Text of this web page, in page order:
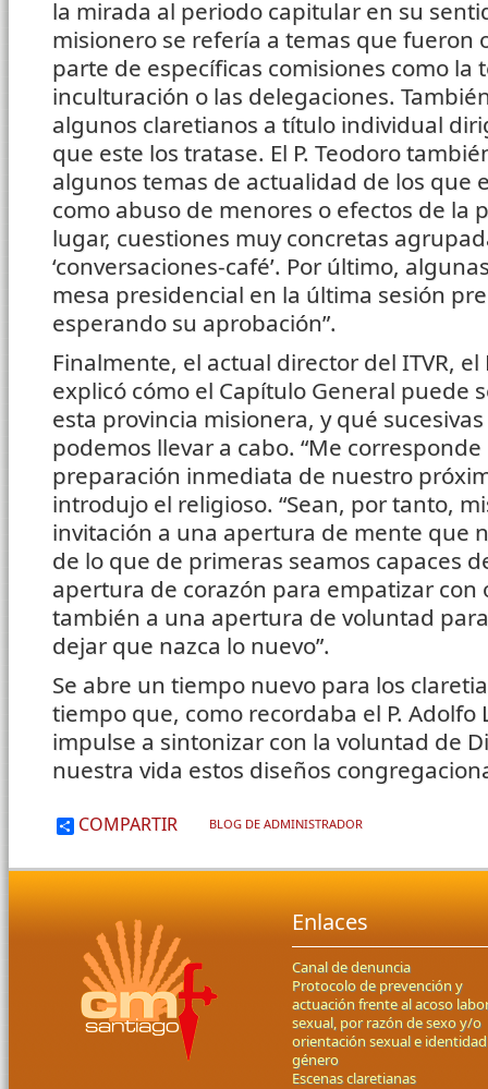
la mirada al periodo capitular en su
misionero se refería a temas que fueron
parte de específicas comisiones como la
inculturación o las delegaciones.
algunos claretianos a título individual
que este los tratase. El P. Teodoro
algunos temas de actualidad de los que
como abuso de menores o efectos de la
lugar, cuestiones muy concretas
‘conversaciones-café’. Por último,
mesa presidencial en la última sesión
esperando su aprobación”.
Finalmente, el actual director del ITVR, el
explicó cómo el Capítulo General puede
esta provincia misionera, y qué
podemos llevar a cabo. “Me
preparación inmediata de nuestro
introdujo el religioso. “Sean, por tanto,
invitación a una apertura de mente que
de lo que de primeras seamos capaces
apertura de corazón para empatizar con
también a una apertura de voluntad
dejar que nazca lo nuevo”.
Se abre un tiempo nuevo para los
tiempo que, como recordaba el P. Adolfo
impulse a sintonizar con la voluntad de
nuestra vida estos diseños
COMPARTIR BLOG DE ADMINISTRADOR
Enlaces
Canal de denuncia
Protocolo de prevención y
actuación frente al acoso
sexual, por razón de sexo y/o
orientación sexual e
género
Escenas claretianas